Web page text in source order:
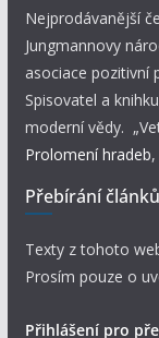
Nejprodávanější
Jungmannovy
asociace pozitivní
Spisovatel a
moderní vědy.
Prolomení hradeb,
Přebírání článků
Texty z tohoto
Prosím pouze o
Přihlášení pro